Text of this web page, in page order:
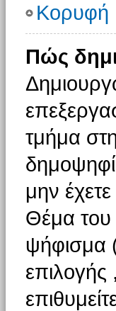
Κορυφή
Πώς
τμήμα
μην
Θέμα του
ψήφισμα
επιλογής